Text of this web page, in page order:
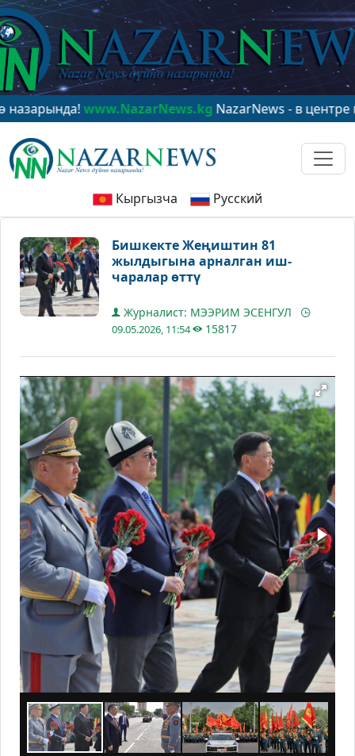
www.NazarNews.kgNazarNews - в центре
Кыргызча Русский
Бишкекте Жеңиштин 81
жылдыгына арналган иш-
чаралар өттү
Журналист: МЭЭРИМ ЭСЕНГУЛ
09.05.2026, 11:54 15817